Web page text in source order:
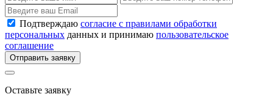
Подтверждаю согласие с правилами обработки
персональных данных и принимаю пользовательское
соглашение
Отправить заявку
Оставьте заявку